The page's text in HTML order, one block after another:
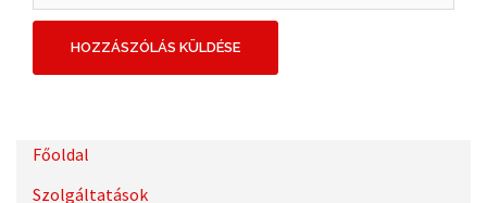
Főoldal
Szolgáltatások